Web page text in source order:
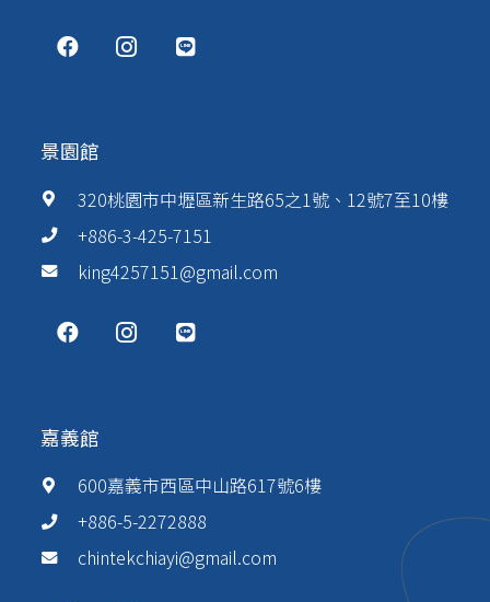
景園館
320桃園市中壢區新生路65之1號、12號7至10樓
+886-3-425-7151
king4257151@gmail.com
嘉義館
600嘉義市西區中山路617號6樓
+886-5-2272888
chintekchiayi@gmail.com